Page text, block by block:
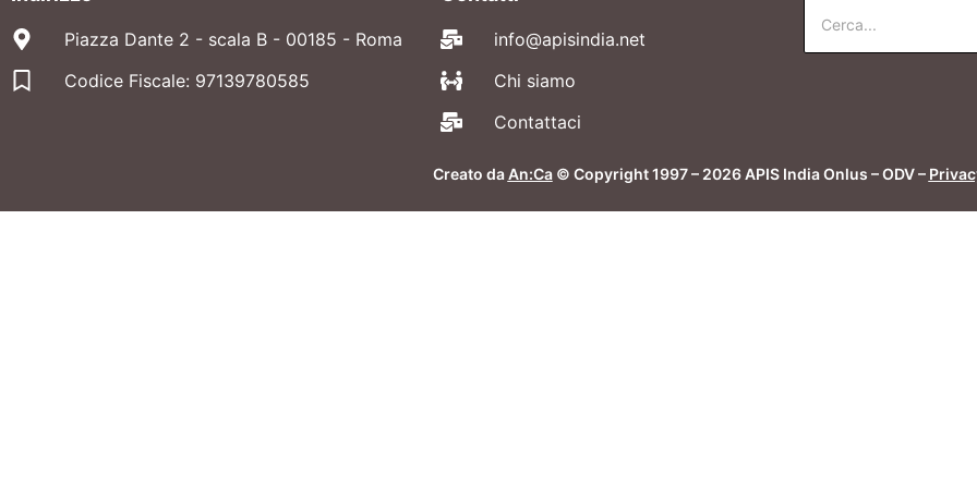
Piazza Dante 2 - scala B - 00185 - Roma
Codice Fiscale: 97139780585
info@apisindia.net
Chi siamo
Contattaci
Creato daAn:Ca© Copyright 1997 – 2026 APIS India Onlus – ODV –